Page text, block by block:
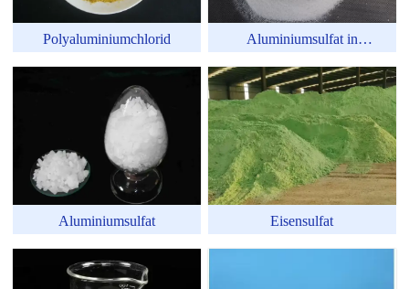
Polyaluminiumchlorid
Aluminiumsulfat in
Reagenzienqualität
Aluminiumsulfat Eisensulfat